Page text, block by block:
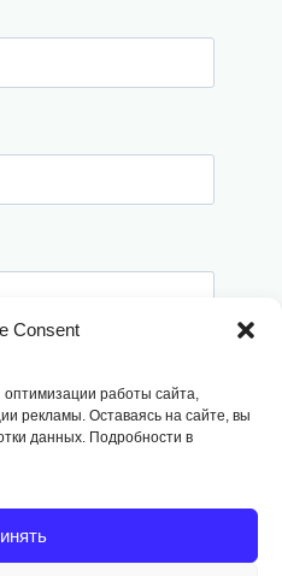
Consent
работы сайта,
рекламы. Оставаясь на сайте, вы
данных. Подробности в
моих